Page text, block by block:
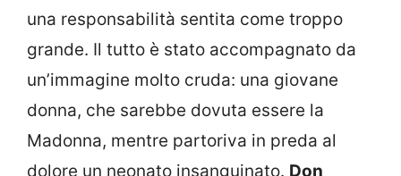
una responsabilità sentita come troppo
grande. Il tutto è stato accompagnato da
un’immagine molto cruda: una giovane
donna, che sarebbe dovuta essere la
Madonna, mentre partoriva in preda al
dolore un neonato insanguinato. Don